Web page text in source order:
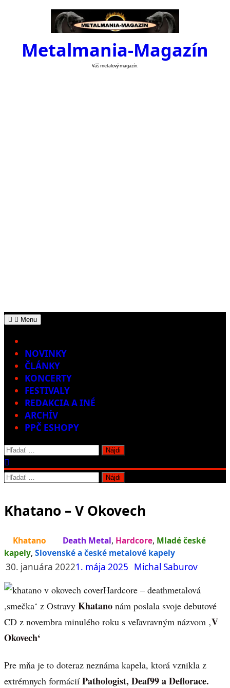
Metalmania-Magazín
Váš metalový magazín.
Menu
NOVINKY
ČLÁNKY
KONCERTY
FESTIVALY
REDAKCIA A INÉ
ARCHÍV
PPČ ESHOPY
Hľadať:
Hľadať:
Khatano – V Okovech
Khatano Death Metal, Hardcore, Mladé české
kapely, Slovenské a české metalové kapely
30. januára 20221. mája 2025 Michal Saburov
Hardcore – deathmetalová
,smečka‘ z Ostravy Khatano nám poslala svoje debutové
CD z novembra minulého roku s veľavravným názvom ‚V
Okovech‘
Pre mňa je to doteraz neznáma kapela, ktorá vznikla z
extrémnych formácií Pathologist, Deaf99 a Deflorace.